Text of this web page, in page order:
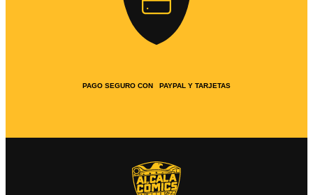
PAGO SEGURO CON PAYPAL Y TARJETAS